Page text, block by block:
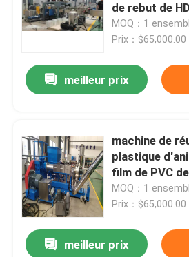
de rebut de
granulatoire
MOQ：1
Prix：
meilleur prix
machine de
plastique
film de PVC
de
MOQ：1
Prix：
meilleur prix